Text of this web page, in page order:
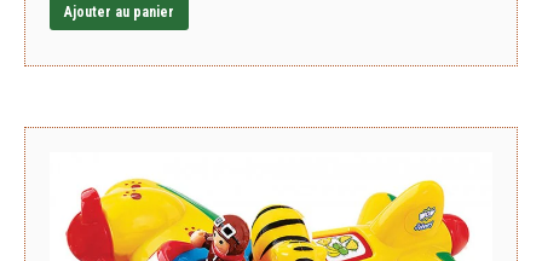
Ajouter au panier